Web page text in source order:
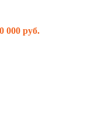
000 руб.